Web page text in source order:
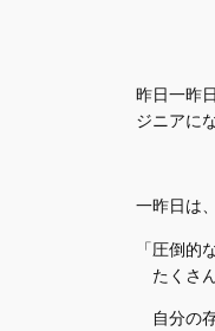
昨日一昨
ジニアに
一昨日は、
「圧倒的
たくさ
自分の